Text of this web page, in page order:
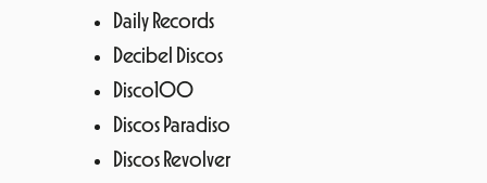
Daily Records
Decibel Discos
Disco100
Discos Paradiso
Discos Revolver